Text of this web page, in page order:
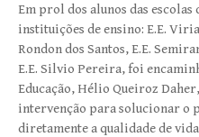
Em prol dos alunos das
instituições de ensino: E.E.
Rondon dos Santos, E.E.
E.E. Silvio Pereira, foi
Educação, Hélio Queiroz
intervenção para solucionar o
diretamente a qualidade de